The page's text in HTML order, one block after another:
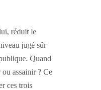
réduit le
jugé sûr
Quand
assainir ? Ce
ces trois